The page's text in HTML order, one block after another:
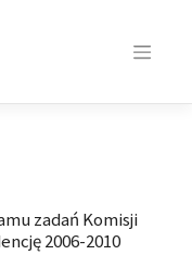
zadań Komisji
2006-2010